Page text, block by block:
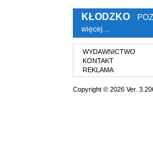
KŁODZKO
więcej…
WYDAWNICTWO
KONTAKT
REKLAMA
Copyright © 2026 Ver.